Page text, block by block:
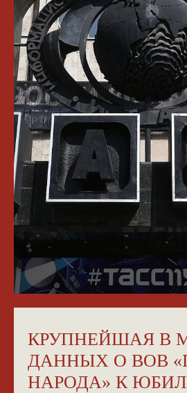
КРУПНЕЙШАЯ В
ДАННЫХ О ВОВ
НАРОДА» К